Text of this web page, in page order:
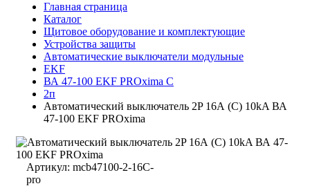
Главная страница
Каталог
Щитовое оборудование и комплектующие
Устройства защиты
Автоматические выключатели модульные
EKF
ВА 47-100 EKF PROxima C
2п
Автоматический выключатель 2P 16А (C) 10kA ВА
47-100 EKF PROxima
Артикул: mcb47100-2-16C-
pro